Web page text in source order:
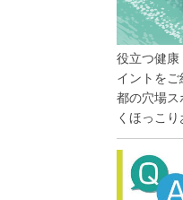
役立つ健康
イントを
都の穴場ス
くほっこり